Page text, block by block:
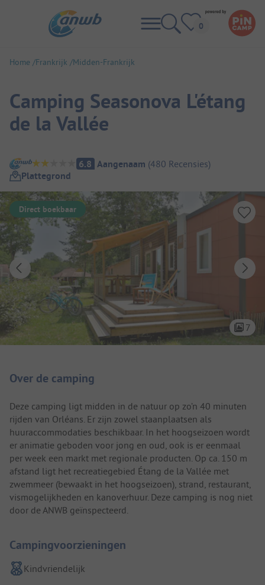
Home Frankrijk Midden-Frankrijk
Camping Seasonova L'étang
de la Vallée
Camping overzicht
6.8 Aangenaam (480 Recensies)
Plattegrond
Direct boekbaar
7
Over de camping
Deze camping ligt midden in de natuur op zo’n 40 minuten
rijden van Orléans. Er zijn zowel staanplaatsen als
huuraccommodaties beschikbaar. In het hoogseizoen wordt
er animatie geboden voor jong en oud, ook is er eenmaal
per week een markt met regionale producten. Op ca. 150 m
afstand ligt het recreatiegebied Étang de la Vallée met
zwemmeer (bewaakt in het hoogseizoen), strand, restaurant,
vismogelijkheden en kanoverhuur. Deze camping is nog niet
door de ANWB geïnspecteerd.
Campingvoorzieningen
Kindvriendelijk